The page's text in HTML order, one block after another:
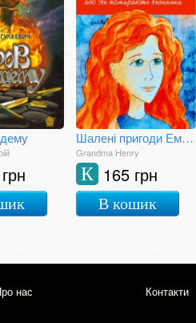
Шалені пригоди Емми, або Як помирають веснянки
Grandma Henry
165 грн
К
В кошик
нас Контакти